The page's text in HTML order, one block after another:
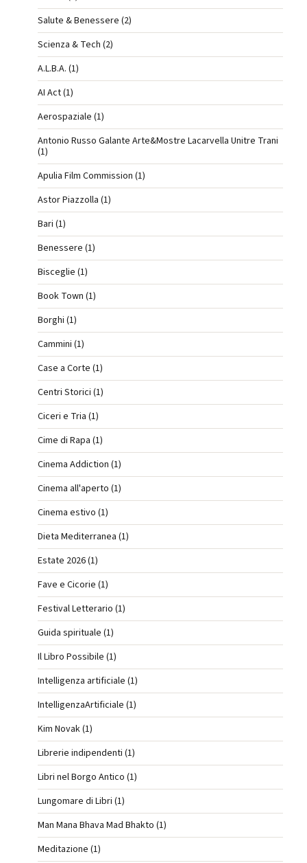
Salute & Benessere (2)
Scienza & Tech (2)
A.L.B.A. (1)
AI Act (1)
Aerospaziale (1)
Antonio Russo Galante Arte&Mostre Lacarvella Unitre Trani
(1)
Apulia Film Commission (1)
Astor Piazzolla (1)
Bari (1)
Benessere (1)
Bisceglie (1)
Book Town (1)
Borghi (1)
Cammini (1)
Case a Corte (1)
Centri Storici (1)
Ciceri e Tria (1)
Cime di Rapa (1)
Cinema Addiction (1)
Cinema all'aperto (1)
Cinema estivo (1)
Dieta Mediterranea (1)
Estate 2026 (1)
Fave e Cicorie (1)
Festival Letterario (1)
Guida spirituale (1)
Il Libro Possibile (1)
Intelligenza artificiale (1)
IntelligenzaArtificiale (1)
Kim Novak (1)
Librerie indipendenti (1)
Libri nel Borgo Antico (1)
Lungomare di Libri (1)
Man Mana Bhava Mad Bhakto (1)
Meditazione (1)